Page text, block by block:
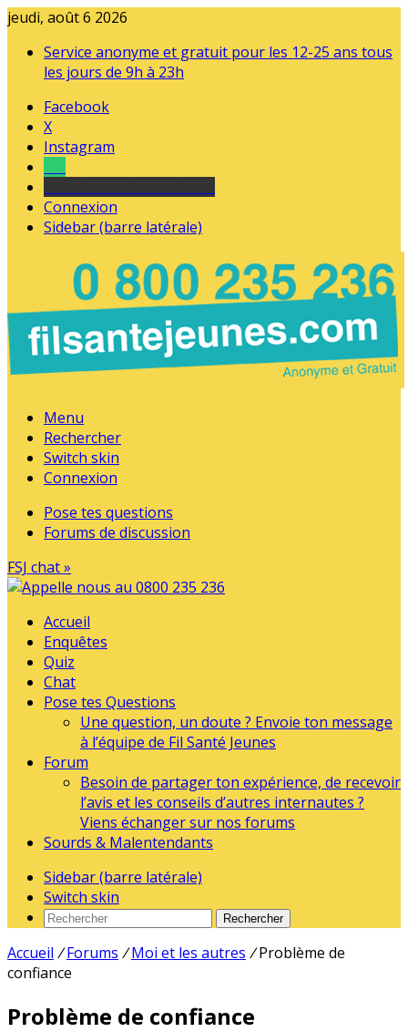
jeudi, août 6 2026
Service anonyme et gratuit pour les 12-25 ans tous
les jours de 9h à 23h
Facebook
X
Instagram
Connexion
Sidebar (barre latérale)
Menu
Rechercher
Switch skin
Connexion
Pose tes questions
Forums de discussion
FSJ chat »
Accueil
Enquêtes
Quiz
Chat
Pose tes Questions
Une question, un doute ? Envoie ton message
à l’équipe de Fil Santé Jeunes
Forum
Besoin de partager ton expérience, de recevoir
l’avis et les conseils d’autres internautes ?
Viens échanger sur nos forums
Sourds & Malentendants
Sidebar (barre latérale)
Switch skin
Rechercher
Accueil / Forums / Moi et les autres / Problème de
confiance
Problème de confiance